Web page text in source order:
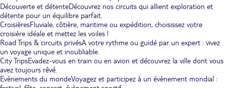
Découverte et détenteDécouvrez nos circuits qui allient exploration et
détente pour un équilibre parfait.
CroisièresFluviale, côtière, maritime ou expédition, choisissez votre
croisière idéale et mettez les voiles !
Road Trips & circuits privésA votre rythme ou guidé par un expert : vivez
un voyage unique et inoubliable.
City TripsEvadez-vous en train ou en avion et découvrez la ville dont vous
avez toujours rêvé.
Evènements du mondeVoyagez et participez à un évènement mondial :